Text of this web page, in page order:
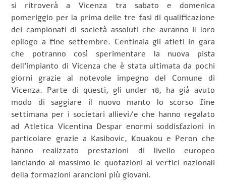
si ritroverà a Vicenza tra sabato e domenica
pomeriggio per la prima delle tre fasi di qualificazione
dei campionati di società assoluti che avranno il loro
epilogo a fine settembre. Centinaia gli atleti in gara
che potranno così sperimentare la nuova pista
dell’impianto di Vicenza che è stata ultimata da pochi
giorni grazie al notevole impegno del Comune di
Vicenza. Parte di questi, gli under 18, ha già avuto
modo di saggiare il nuovo manto lo scorso fine
settimana per i societari allievi/e che hanno regalato
ad Atletica Vicentina Despar enormi soddisfazioni in
particolare grazie a Kasibovic, Kouakou e Peron che
hanno realizzato prestazioni di livello europeo
lanciando al massimo le quotazioni ai vertici nazionali
della formazioni arancioni più giovani.